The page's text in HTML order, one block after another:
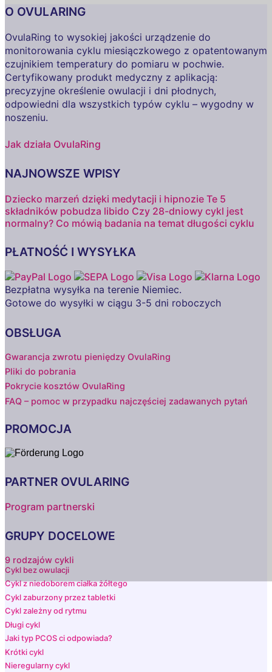
O OVULARING
OvulaRing to wysokiej jakości urządzenie do
monitorowania cyklu miesiączkowego z opatentowanym
czujnikiem temperatury do pomiaru w pochwie.
Certyfikowany produkt medyczny z aplikacją:
precyzyjne określenie owulacji i dni płodnych,
odpowiedni dla wszystkich typów cyklu – wygodny w
noszeniu.
Jak działa OvulaRing
NAJNOWSZE WPISY
Dziecko marzeń dzięki medytacji i hipnozie Te 5
składników pobudza libido Czy 28-dniowy cykl jest
normalny? Co mówią badania na temat długości cyklu
PŁATNOŚĆ I WYSYŁKA
Bezpłatna wysyłka na terenie Niemiec.
Gotowe do wysyłki w ciągu 3-5 dni roboczych
OBSŁUGA
Gwarancja zwrotu pieniędzy OvulaRing
Pliki do pobrania
Pokrycie kosztów OvulaRing
FAQ – pomoc w przypadku najczęściej zadawanych pytań
PROMOCJA
PARTNER OVULARING
Program partnerski
GRUPY DOCELOWE
9 rodzajów cykli
Cykl bez owulacji
Cykl z niedoborem ciałka żółtego
Cykl zaburzony przez tabletki
Cykl zależny od rytmu
Długi cykl
Jaki typ PCOS ci odpowiada?
Krótki cykl
Nieregularny cykl